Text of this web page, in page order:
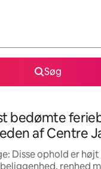
Søg
bedømte
af Centre
Disse ophold er
renhed